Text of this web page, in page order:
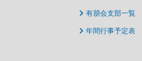
有朋会支部一覧
年間行事予定表